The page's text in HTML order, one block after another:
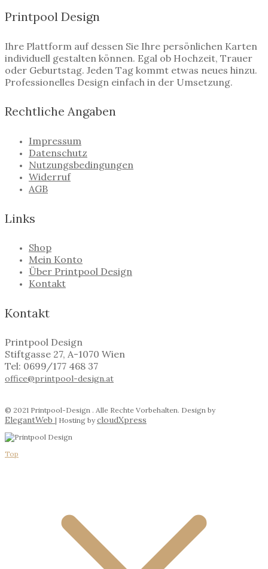
Printpool Design
Ihre Plattform auf dessen Sie Ihre persönlichen Karten
individuell gestalten können. Egal ob Hochzeit, Trauer
oder Geburtstag. Jeden Tag kommt etwas neues hinzu.
Professionelles Design einfach in der Umsetzung.
Rechtliche Angaben
Impressum
Datenschutz
Nutzungsbedingungen
Widerruf
AGB
Links
Shop
Mein Konto
Über Printpool Design
Kontakt
Kontakt
Printpool Design
Stiftgasse 27, A-1070 Wien
Tel: 0699/177 468 37
office@printpool-design.at
© 2021 Printpool-Design . Alle Rechte Vorbehalten. Design by
ElegantWeb | Hosting by cloudXpress
Top